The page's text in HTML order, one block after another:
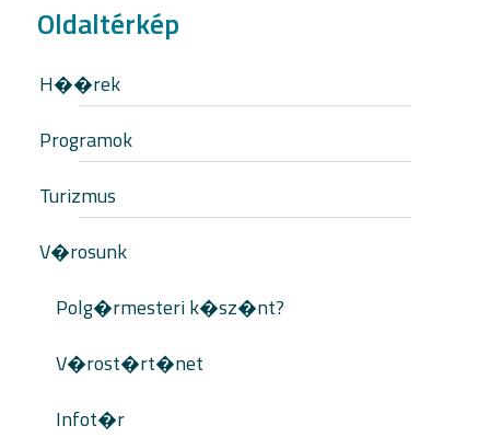
Oldaltérkép
H��rek
Programok
Turizmus
V�rosunk
Polg�rmesteri k�sz�nt?
V�rost�rt�net
Infot�r